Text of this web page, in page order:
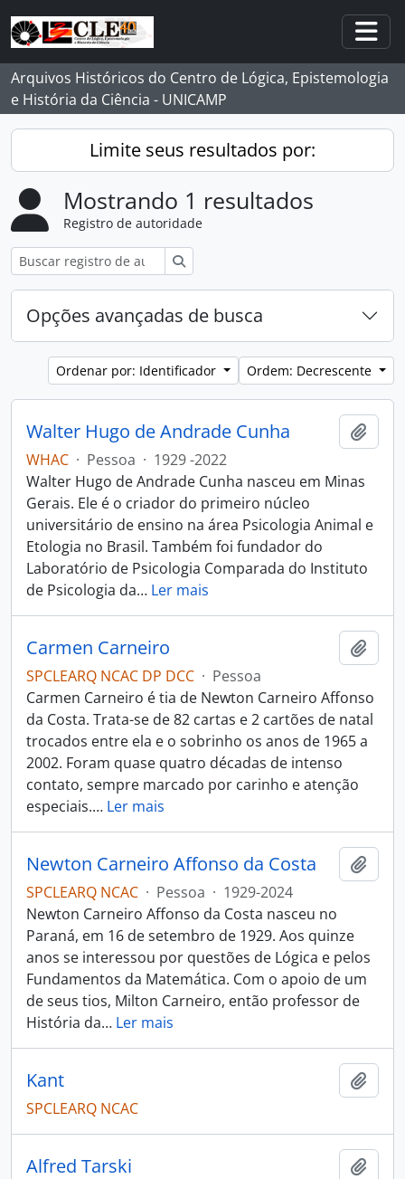
Skip to main content
Arquivos Históricos do Centro de Lógica, Epistemologia
e História da Ciência - UNICAMP
Limite seus resultados por:
Mostrando 1 resultados
Registro de autoridade
Opções avançadas de busca
Ordenar por: Identificador Ordem: Decrescente
Walter Hugo de Andrade Cunha
WHAC · Pessoa · 1929 -2022
Walter Hugo de Andrade Cunha nasceu em Minas
Gerais. Ele é o criador do primeiro núcleo
universitário de ensino na área Psicologia Animal e
Etologia no Brasil. Também foi fundador do
Laboratório de Psicologia Comparada do Instituto
de Psicologia da… Ler mais
Carmen Carneiro
SPCLEARQ NCAC DP DCC · Pessoa
Carmen Carneiro é tia de Newton Carneiro Affonso
da Costa. Trata-se de 82 cartas e 2 cartões de natal
trocados entre ela e o sobrinho os anos de 1965 a
2002. Foram quase quatro décadas de intenso
contato, sempre marcado por carinho e atenção
especiais.… Ler mais
Newton Carneiro Affonso da Costa
SPCLEARQ NCAC · Pessoa · 1929-2024
Newton Carneiro Affonso da Costa nasceu no
Paraná, em 16 de setembro de 1929. Aos quinze
anos se interessou por questões de Lógica e pelos
Fundamentos da Matemática. Com o apoio de um
de seus tios, Milton Carneiro, então professor de
História da… Ler mais
Kant
SPCLEARQ NCAC
Alfred Tarski